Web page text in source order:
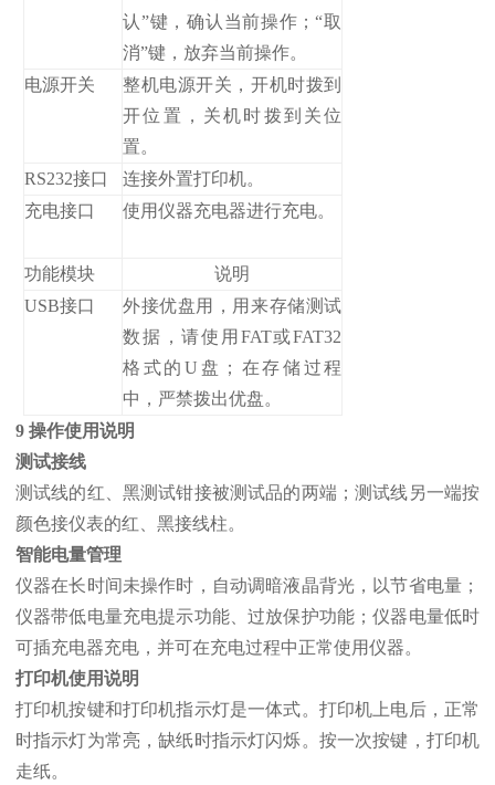
认”键，确认当前操作；“取
消”键，放弃当前操作。
电源开关
整机电源开关，开机时拨到
开位置，关机时拨到关位
置。
RS232接口
连接外置打印机。
充电接口
使用仪器充电器进行充电。
功能模块
说明
USB接口
外接优盘用，用来存储测试
数据，请使用FAT或FAT32
格式的U盘；在存储过程
中，严禁拨出优盘。
9 操作使用说明
测试接线
测试线的红、黑测试钳接被测试品的两端；测试线另一端按
颜色接仪表的红、黑接线柱。
智能电量管理
仪器在长时间未操作时，自动调暗液晶背光，以节省电量；
仪器带低电量充电提示功能、过放保护功能；仪器电量低时
可插充电器充电，并可在充电过程中正常使用仪器。
打印机使用说明
打印机按键和打印机指示灯是一体式。打印机上电后，正常
时指示灯为常亮，缺纸时指示灯闪烁。按一次按键，打印机
走纸。